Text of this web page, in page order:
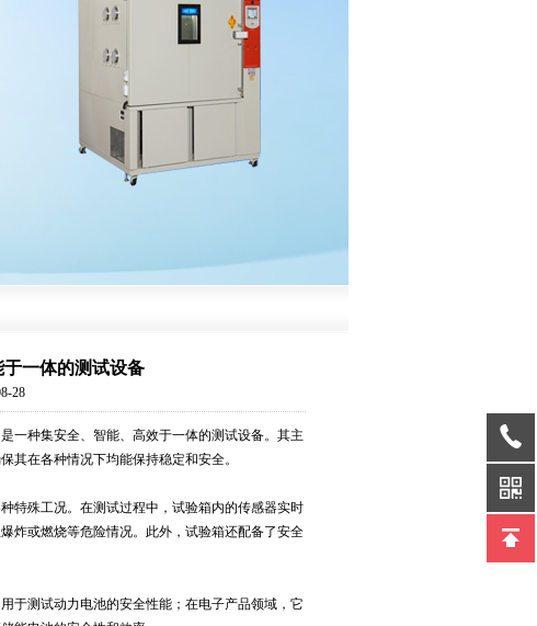
一体的测试设备
28
种集安全、智能、高效于一体的测试设备。其主
其在各种情况下均能保持稳定和安全。
殊工况。在测试过程中，试验箱内的传感器实时
炸或燃烧等危险情况。此外，试验箱还配备了安全
测试动力电池的安全性能；在电子产品领域，它